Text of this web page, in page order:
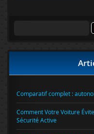
Comparatif complet :
Comment Votre Voiture
Sécurité Active